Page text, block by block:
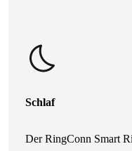
Schlaf
Der RingConn Smart